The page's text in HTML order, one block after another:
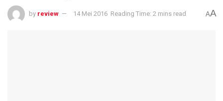
by review 14 Mei 2016 Reading Time: 2 mins read AA